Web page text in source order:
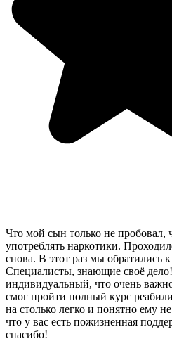
Что мой сын только не пробовал,
употреблять наркотики.
снова. В этот раз мы обратились
Специалисты, знающие своё
индивидуальный, что очень
смог пройти полный курс
на столько легко и понятно ему
что у вас есть пожизненная
спасибо!